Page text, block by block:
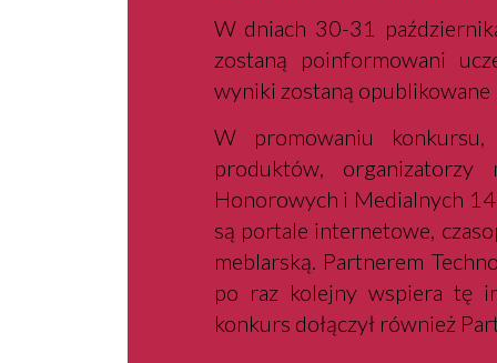
W dniach 30-31
zostaną poinformowani
wyniki zostaną opublikowane
W promowaniu
produktów,
Honorowych i Medialnych
są portale internetowe,
meblarską. Partnerem
po raz kolejny wspiera tę
konkurs dołączył również